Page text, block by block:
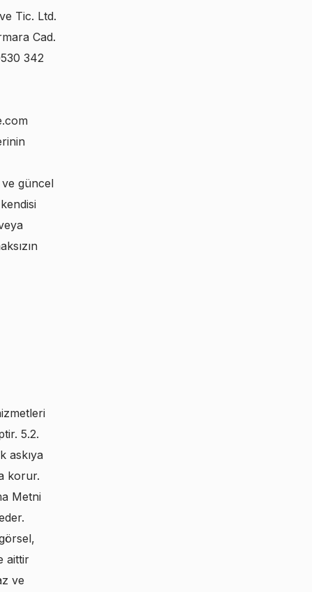
Tic. Ltd.
Cad.
342
ve güncel
5.2.
askıya
korur.
Metni
aittir
ve